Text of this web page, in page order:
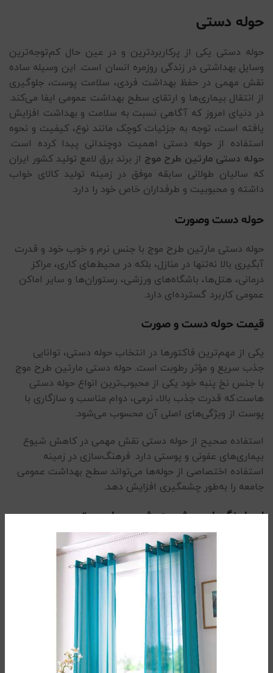
حوله دستی
حوله دستی یکی از پرکاربردترین و در عین حال کم‌توجه‌ترین
وسایل بهداشتی در زندگی روزمره انسان است. این وسیله ساده
نقش مهمی در حفظ بهداشت فردی، سلامت پوست، جلوگیری
از انتقال بیماری‌ها و ارتقای سطح بهداشت عمومی ایفا می‌کند.
در دنیای امروز که آگاهی نسبت به سلامت و بهداشت افزایش
یافته است، توجه به جزئیات کوچک مانند نوع، کیفیت و نحوه
استفاده از حوله دستی اهمیت دوچندانی پیدا کرده است.
حوله دستی مارتین طرح موج از برند برق لامع تولید کشور ایران
که سالیان طولانی سابقه موفق در زمینه تولید کالای خواب
داشته و محبوبیت و طرفداران خاص خود را دارد.
حوله دست وصورت
حوله دستی مارتین طرح موج با جنس نرم و خوب خود و قدرت
آبگیری بالا نه‌تنها در منازل، بلکه در محیط‌های کاری، مراکز
درمانی، هتل‌ها، باشگاه‌های ورزشی، رستوران‌ها و سایر اماکن
عمومی کاربرد گسترده‌ای دارد.
قیمت حوله دست و صورت
یکی از مهم‌ترین فاکتورها در انتخاب حوله دستی، توانایی
جذب سریع و مؤثر رطوبت است. حوله دستی مارتین طرح موج
با جنس نخ پنبه خود یکی از محبوب‌ترین انواع حوله دستی
هاست.که قدرت جذب بالا، نرمی، دوام مناسب و سازگاری با
پوست از ویژگی‌های اصلی آن محسوب می‌شود.
استفاده صحیح از حوله دستی نقش مهمی در کاهش شیوع
بیماری‌های عفونی و پوستی دارد. فرهنگ‌سازی در زمینه
استفاده اختصاصی از حوله‌ها می‌تواند سطح بهداشت عمومی
جامعه را به‌طور چشمگیری افزایش دهد.
اصول نگهداری و شست‌وشوی حوله دستی
شست‌وشوی منظم حوله‌ها حداقل دو بار در هفته
استفاده از آب گرم برای از بین بردن میکروب‌ها
خشک‌کردن کامل حوله پس از هر بار استفاده
عدم استفاده مشترک از حوله دستی
تعویض دوره‌ای حوله‌های فرسوده و کهنه
حوله دستی جنس خوب